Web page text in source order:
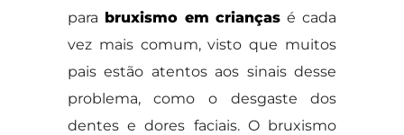
para bruxismo em crianças é cada
vez mais comum, visto que muitos
pais estão atentos aos sinais desse
problema, como o desgaste dos
dentes e dores faciais. O bruxismo